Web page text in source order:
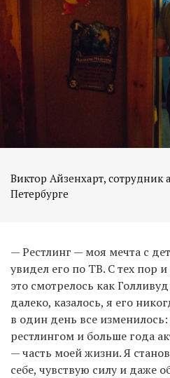
Виктор Айзенхарт, сотрудник
Петербурге
— Рестлинг — моя мечта с
увидел его по ТВ. С тех пор
это смотрелось как
далеко, казалось, я его
в один день все
рестлингом и больше года
— часть моей жизни. Я
себе, чувствую силу и даже